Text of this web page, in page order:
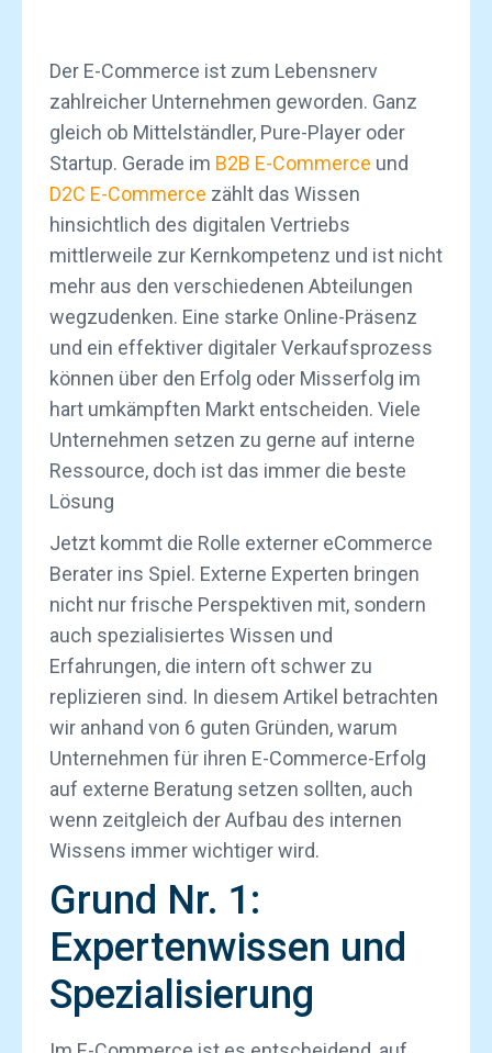
Der E-Commerce ist zum Lebensnerv
zahlreicher Unternehmen geworden. Ganz
gleich ob Mittelständler, Pure-Player oder
Startup. Gerade im B2B E-Commerce und
D2C E-Commerce zählt das Wissen
hinsichtlich des digitalen Vertriebs
mittlerweile zur Kernkompetenz und ist nicht
mehr aus den verschiedenen Abteilungen
wegzudenken. Eine starke Online-Präsenz
und ein effektiver digitaler Verkaufsprozess
können über den Erfolg oder Misserfolg im
hart umkämpften Markt entscheiden. Viele
Unternehmen setzen zu gerne auf interne
Ressource, doch ist das immer die beste
Lösung
Jetzt kommt die Rolle externer eCommerce
Berater ins Spiel. Externe Experten bringen
nicht nur frische Perspektiven mit, sondern
auch spezialisiertes Wissen und
Erfahrungen, die intern oft schwer zu
replizieren sind. In diesem Artikel betrachten
wir anhand von 6 guten Gründen, warum
Unternehmen für ihren E-Commerce-Erfolg
auf externe Beratung setzen sollten, auch
wenn zeitgleich der Aufbau des internen
Wissens immer wichtiger wird.
Grund Nr. 1:
Expertenwissen und
Spezialisierung